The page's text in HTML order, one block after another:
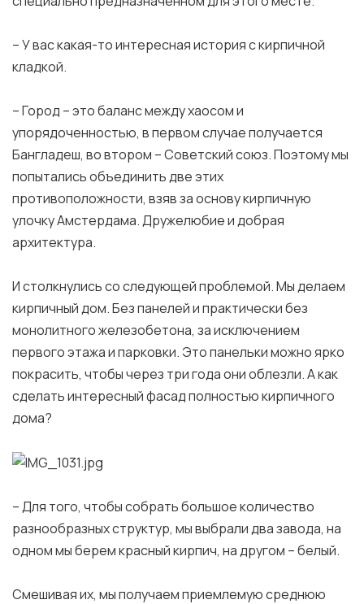
– У вас какая-то интересная история с кирпичной
кладкой.
– Город – это баланс между хаосом и
упорядоченностью, в первом случае получается
Бангладеш, во втором – Советский союз. Поэтому мы
попытались объединить две этих
противоположности, взяв за основу кирпичную
улочку Амстердама. Дружелюбие и добрая
архитектура.
И столкнулись со следующей проблемой. Мы делаем
кирпичный дом. Без панелей и практически без
монолитного железобетона, за исключением
первого этажа и парковки. Это панельки можно ярко
покрасить, чтобы через три года они облезли. А как
сделать интересный фасад полностью кирпичного
дома?
– Для того, чтобы собрать большое количество
разнообразных структур, мы выбрали два завода, на
одном мы берем красный кирпич, на другом – белый.
Смешивая их, мы получаем приемлемую среднюю